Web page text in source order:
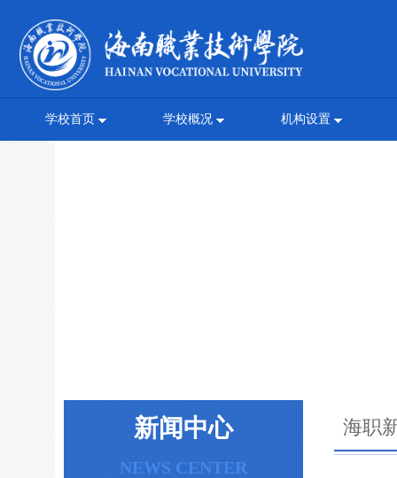
学校首页 学校概况 机构设置
新闻中心
NEWS CENTER
海职